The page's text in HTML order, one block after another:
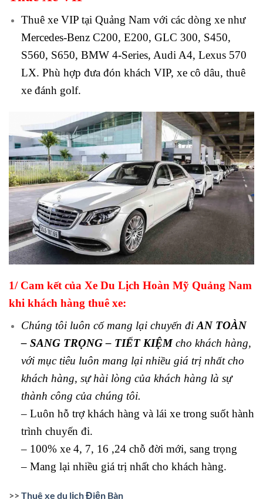
Thuê xe VIP tại Quảng Nam với các dòng xe như
Mercedes-Benz C200, E200, GLC 300, S450,
S560, S650, BMW 4-Series, Audi A4, Lexus 570
LX. Phù hợp đưa đón khách VIP, xe cô dâu, thuê
xe đánh golf.
1/ Cam kết của Xe Du Lịch Hoàn Mỹ Quảng Nam
khi khách hàng thuê xe:
Chúng tôi luôn cố mang lại chuyến đi AN TOÀN
– SANG TRỌNG – TIẾT KIỆMcho khách hàng,
với mục tiêu luôn mang lại nhiều giá trị nhất cho
khách hàng, sự hài lòng của khách hàng là sự
thành công của chúng tôi.
– Luôn hỗ trợ khách hàng và lái xe trong suốt hành
trình chuyến đi.
– 100% xe 4, 7, 16 ,24 chỗ đời mới, sang trọng
– Mang lại nhiều giá trị nhất cho khách hàng.
>>Thuê xe du lịch Điện Bàn